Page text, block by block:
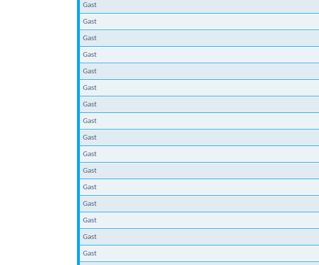
Gast
Gast
Gast
Gast
Gast
Gast
Gast
Gast
Gast
Gast
Gast
Gast
Gast
Gast
Gast
Gast